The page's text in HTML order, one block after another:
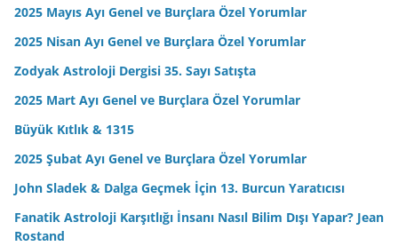
2025 Mayıs Ayı Genel ve Burçlara Özel Yorumlar
2025 Nisan Ayı Genel ve Burçlara Özel Yorumlar
Zodyak Astroloji Dergisi 35. Sayı Satışta
2025 Mart Ayı Genel ve Burçlara Özel Yorumlar
Büyük Kıtlık & 1315
2025 Şubat Ayı Genel ve Burçlara Özel Yorumlar
John Sladek & Dalga Geçmek İçin 13. Burcun Yaratıcısı
Fanatik Astroloji Karşıtlığı İnsanı Nasıl Bilim Dışı Yapar? Jean
Rostand